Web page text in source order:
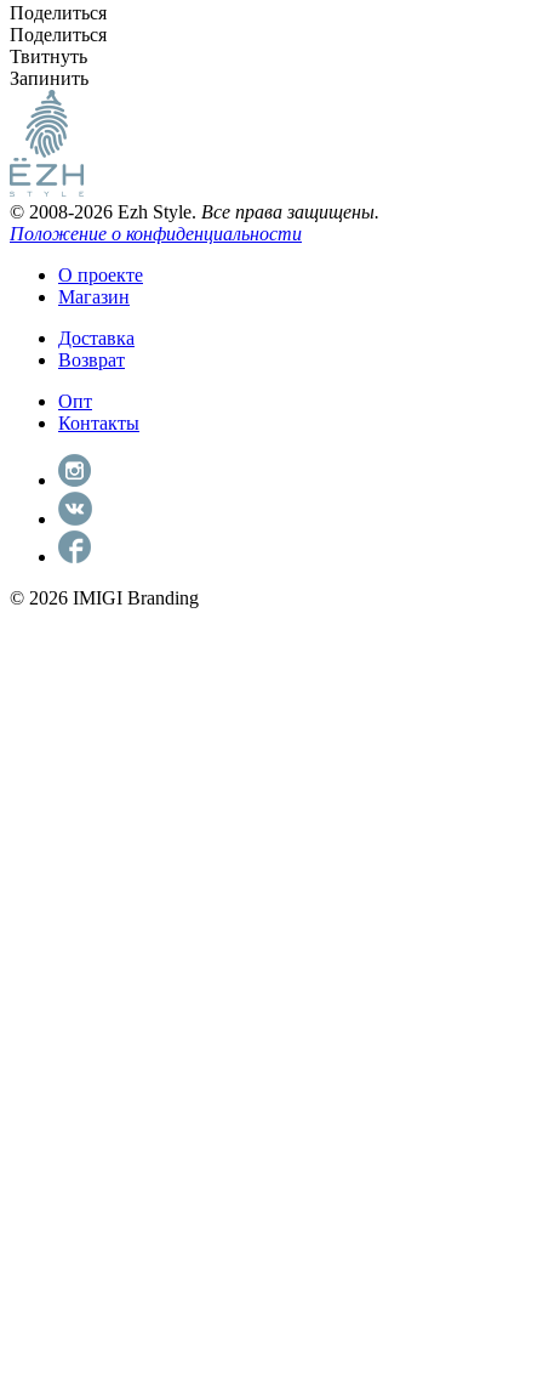
Поделиться
Поделиться
Твитнуть
Запинить
© 2008-2026 Ezh Style. Все права защищены.
Положение о конфиденциальности
О проекте
Магазин
Доставка
Возврат
Опт
Контакты
© 2026 IMIGI Branding